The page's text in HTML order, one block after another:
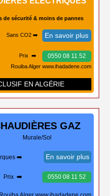
de sécurité & moins de pannes
Sans CO2 ➡️ En savoir plus
Prix ➡️ 0550 08 11 52
Rouiba Alger www.ihadadene.com
EN ALGÉRIE
GAZ
Murale/Sol
➡️ En savoir plus
Prix ➡️ 0550 08 11 52